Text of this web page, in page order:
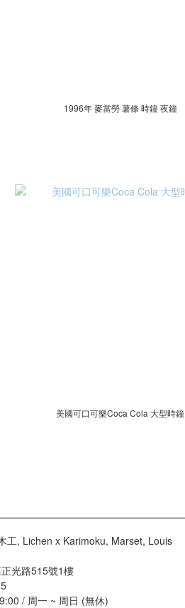
1996年 麥當勞 薯條 時鐘 夜鐘
美國可口可樂Coca Cola 大型時鐘
工, Lichen x Karimoku, Marset, Louis
光路515號1樓
/ 周一 ~ 周日 (無休)